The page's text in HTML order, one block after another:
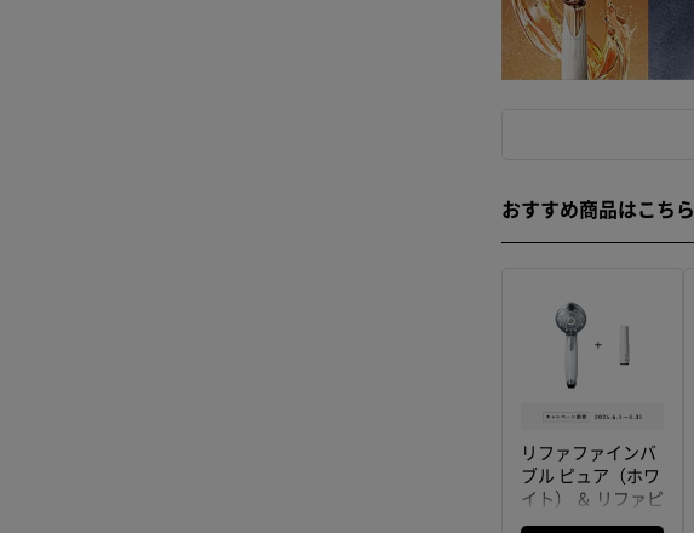
おすすめ商品はこちら
リファファインバ
ブル ピュア（ホワ
イト） ＆ リファピ
ュアカートリッジ